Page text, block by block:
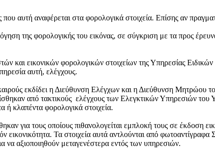
αυτή αναφέρεται στα φορολογικά στοιχεία. Επίσης αν
της φορολογικής του εικόνας, σε σύγκριση με τα προς
και εικονικών φορολογικών στοιχείων της Υπηρεσίας
αυτή, ελέγχους.
εκδίδει η Διεύθυνση Ελέγχων και η Διεύθυνση Μητρώου
από τακτικούς ελέγχους των Ελεγκτικών Υπηρεσιών
ή κλαπέντα φορολογικά στοιχεία.
για τους οποίους πιθανολογείται εμπλοκή τους σε έκδοση
εικονικότητα. Τα στοιχεία αυτά αντλούνται από
να αξιοποιηθούν μεταγενέστερα εντός των υπηρεσιών.